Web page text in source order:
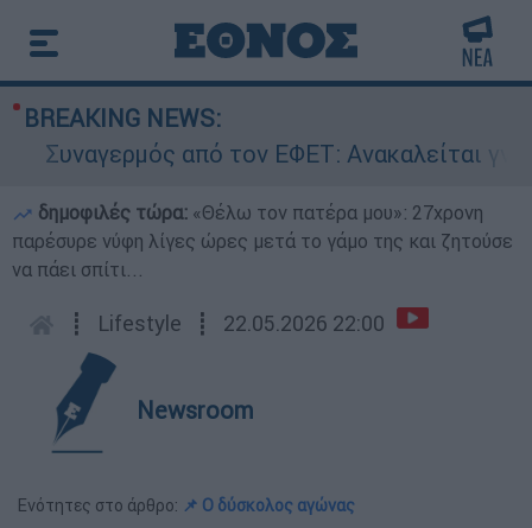
BREAKING NEWS:
από τον ΕΦΕΤ: Ανακαλείται
δημοφιλές τώρα: «Θέλω τον πατέρα μου»: 27χρονη
παρέσυρε νύφη λίγες ώρες μετά το γάμο της και ζητούσε
να πάει σπίτι...
┋ Lifestyle ┋ 22.05.2026 22:00
Newsroom
Ενότητες στο άρθρο: 📌 Ο δύσκολος αγώνας